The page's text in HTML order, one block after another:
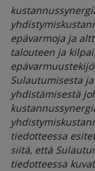
epävarmoja ja
talouteen ja
Sulautumisesta
yhdistämisestä
tiedotteessa
siitä, että
tiedotteessa